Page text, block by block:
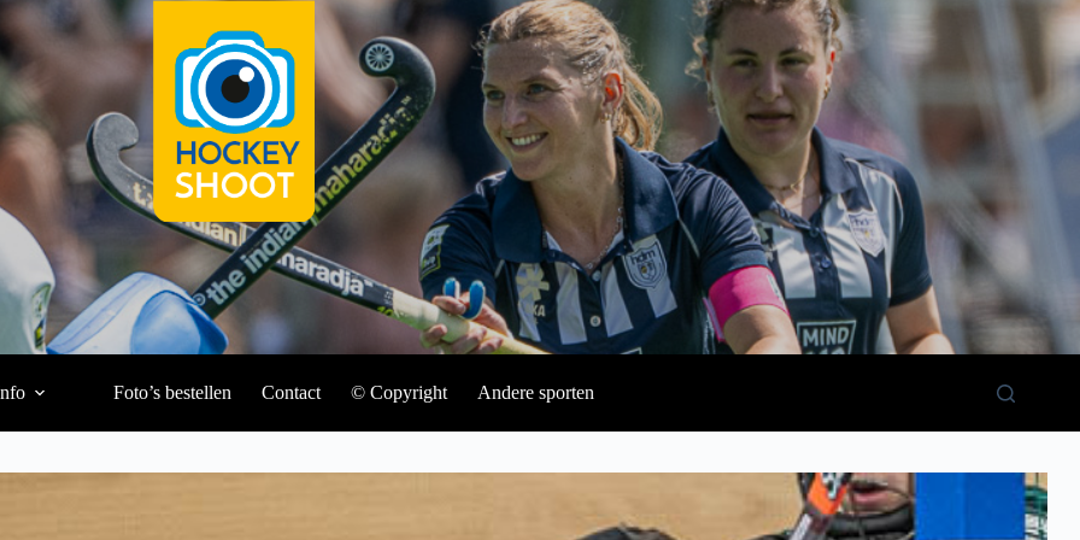
Foto’s bestellen Contact © Copyright Andere sporten